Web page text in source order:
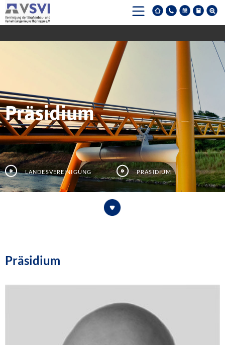
Präsidium
Landesvereinigung Präsidium
Präsidium